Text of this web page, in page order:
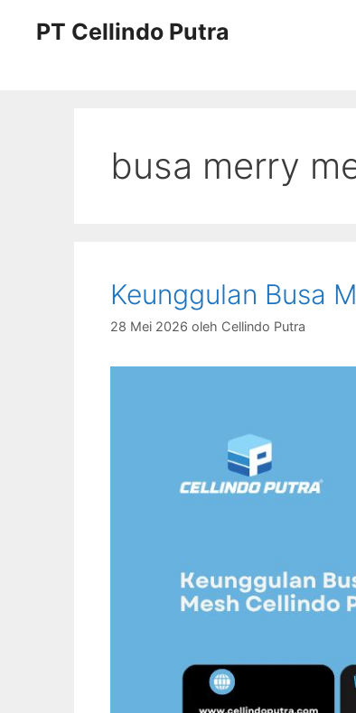
PT Cellindo Putra
busa merry
Keunggulan Busa
28 Mei 2026 oleh Cellindo Putra